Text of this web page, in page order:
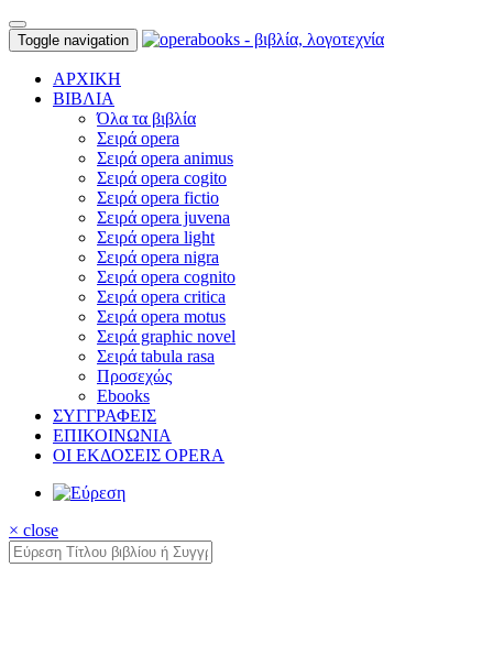
Toggle navigation
ΑΡΧΙΚΗ
ΒΙΒΛΙΑ
Όλα τα βιβλία
Σειρά opera
Σειρά opera animus
Σειρά opera cogito
Σειρά opera fictio
Σειρά opera juvena
Σειρά opera light
Σειρά opera nigra
Σειρά opera cognito
Σειρά opera critica
Σειρά opera motus
Σειρά graphic novel
Σειρά tabula rasa
Προσεχώς
Ebooks
ΣΥΓΓΡΑΦΕΙΣ
ΕΠΙΚΟΙΝΩΝΙΑ
ΟΙ ΕΚΔΟΣΕΙΣ OPERA
× close